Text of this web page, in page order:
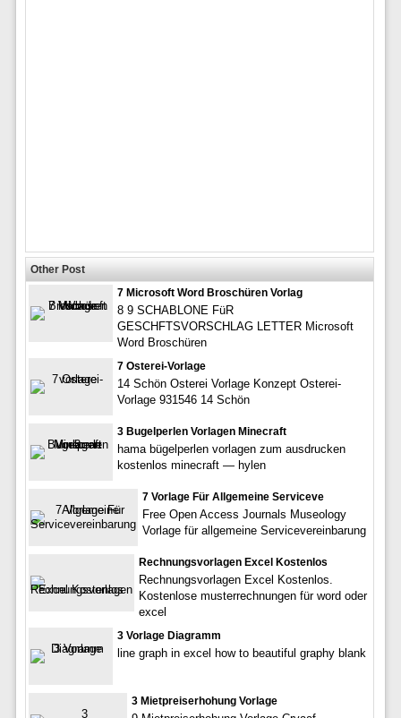
Other Post
7 Microsoft Word Broschüren Vorlag
8 9 SCHABLONE FüR
GESCHFTSVORSCHLAG LETTER Microsoft
Word Broschüren
7 Osterei-Vorlage
14 Schön Osterei Vorlage Konzept Osterei-
Vorlage 931546 14 Schön
3 Bugelperlen Vorlagen Minecraft
hama bügelperlen vorlagen zum ausdrucken
kostenlos minecraft — hylen
7 Vorlage Für Allgemeine Serviceve
Free Open Access Journals Museology
Vorlage für allgemeine Servicevereinbarung
Rechnungsvorlagen Excel Kostenlos
Rechnungsvorlagen Excel Kostenlos.
Kostenlose musterrechnungen für word oder
excel
3 Vorlage Diagramm
line graph in excel how to beautiful graphy blank
3 Mietpreiserhohung Vorlage